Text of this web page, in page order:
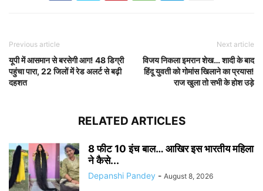
Previous article
यूपी में आसमान से बरसेगी आग! 48 डिग्री
पहुंचा पारा, 22 जिलों में रेड अलर्ट से बढ़ी
दहशत
Next article
विजय निकला इमरान शेख… शादी के बाद
हिंदू युवती को गोमांस खिलाने का प्रयास!
राज खुला तो सभी के होश उड़े
RELATED ARTICLES
8 फीट 10 इंच बाल… आखिर इस भारतीय महिला
ने कैसे...
Depanshi Pandey - August 8, 2026